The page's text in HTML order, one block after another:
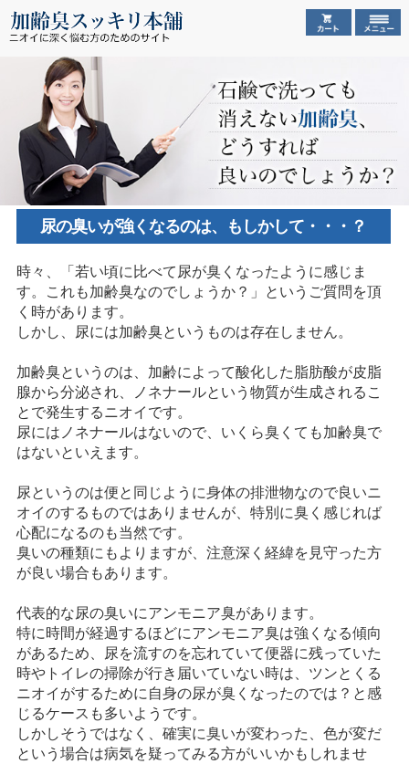
尿の臭いが強くなるのは、もしかして・・・？
時々、「若い頃に比べて尿が臭くなったように感じま
す。これも加齢臭なのでしょうか？」というご質問を頂
く時があります。
しかし、尿には加齢臭というものは存在しません。
加齢臭というのは、加齢によって酸化した脂肪酸が皮脂
腺から分泌され、ノネナールという物質が生成されるこ
とで発生するニオイです。
尿にはノネナールはないので、いくら臭くても加齢臭で
はないといえます。
尿というのは便と同じように身体の排泄物なので良いニ
オイのするものではありませんが、特別に臭く感じれば
心配になるのも当然です。
臭いの種類にもよりますが、注意深く経緯を見守った方
が良い場合もあります。
代表的な尿の臭いにアンモニア臭があります。
特に時間が経過するほどにアンモニア臭は強くなる傾向
があるため、尿を流すのを忘れていて便器に残っていた
時やトイレの掃除が行き届いていない時は、ツンとくる
ニオイがするために自身の尿が臭くなったのでは？と感
じるケースも多いようです。
しかしそうではなく、確実に臭いが変わった、色が変だ
という場合は病気を疑ってみる方がいいかもしれませ